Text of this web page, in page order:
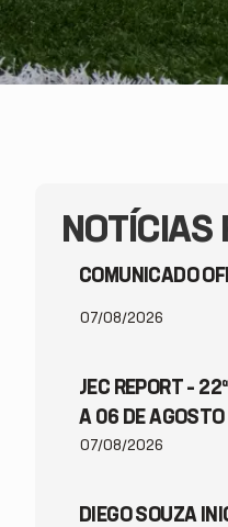
NOTÍCIAS
COMUNICADO
07/08/2026
JEC REPORT –
A 06 DE
07/08/2026
DIEGO SOUZA